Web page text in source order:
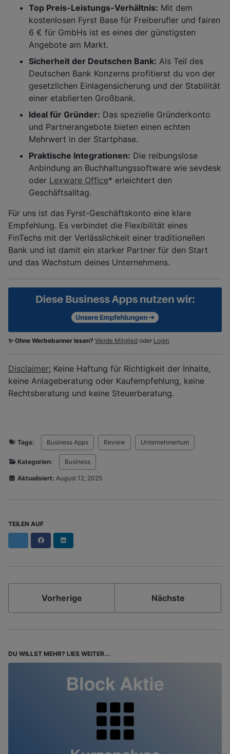
Top Preis-Leistungs-Verhältnis: Mit dem
kostenlosen Fyrst Base für Freiberufler und fairen
6 € für GmbHs ist es eines der günstigsten
Angebote am Markt.
Sicherheit der Deutschen Bank: Als Teil des
Deutschen Bank Konzerns profitierst du von der
gesetzlichen Einlagensicherung und der Stabilität
einer etablierten Großbank.
Ideal für Gründer: Das spezielle Gründerkonto
und Partnerangebote bieten einen echten
Mehrwert in der Startphase.
Praktische Integrationen: Die reibungslose
Anbindung an Buchhaltungssoftware wie sevdesk
oder Lexware Office* erleichtert den
Geschäftsalltag.
Für uns ist das Fyrst-Geschäftskonto eine klare
Empfehlung. Es verbindet die Flexibilität eines
FinTechs mit der Verlässlichkeit einer traditionellen
Bank und ist damit ein starker Partner für den Start
und das Wachstum deines Unternehmens.
✨ Ohne Werbebanner lesen? Werde Mitglied oder Login
Disclaimer: Keine Haftung für Richtigkeit der Inhalte,
keine Anlageberatung oder Kaufempfehlung, keine
Rechtsberatung und keine Steuerberatung.
Tags: Business Apps Review Unternehmertum
Kategorien: Business
Aktualisiert: August 12, 2025
TEILEN AUF
Facebook
Vorherige Nächste
DU WILLST MEHR? LIES WEITER...